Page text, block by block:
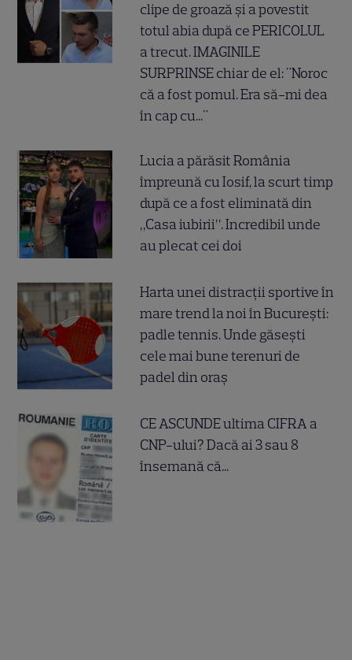
clipe de groază și a povestit
totul abia după ce PERICOLUL
a trecut. IMAGINILE
SURPRINSE chiar de el: "Noroc
că a fost pomul. Era să-mi dea
în cap cu..."
Lucia a părăsit România
împreună cu Iosif, la scurt timp
după ce a fost eliminată din
„Casa iubirii”. Incredibil unde
au plecat cei doi
Harta unei distracții sportive în
mare trend la noi în București:
padle tennis. Unde găsești
cele mai bune terenuri de
padel din oraș
CE ASCUNDE ultima CIFRA a
CNP-ului? Dacă ai 3 sau 8
însemană că...